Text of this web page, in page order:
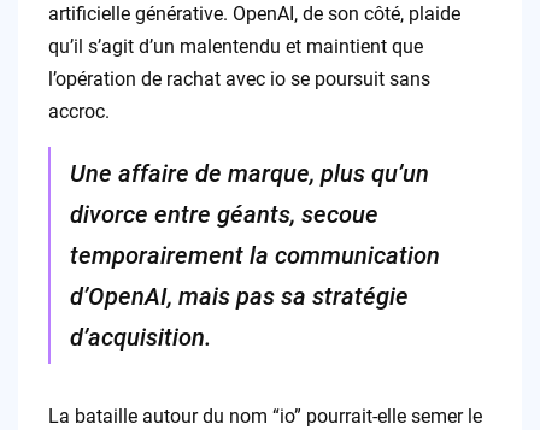
artificielle générative. OpenAI, de son côté, plaide
qu’il s’agit d’un malentendu et maintient que
l’opération de rachat avec io se poursuit sans
accroc.
Une affaire de marque, plus qu’un
divorce entre géants, secoue
temporairement la communication
d’OpenAI, mais pas sa stratégie
d’acquisition.
La bataille autour du nom “io” pourrait-elle semer le